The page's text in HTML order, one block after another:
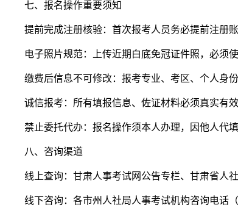
七、报名操作重要须知
提前完成注册核验：首次报考人员务必提前注册
电子照片规范：上传近期白底免冠证件照，必须
缴费后信息不可修改：报考专业、考区、个人身
诚信报考：所有填报信息、佐证材料必须真实有
禁止委托代办：报名操作须本人办理，因他人代
八、咨询渠道
线上查询：甘肃人事考试网公告专栏、甘肃省人社
线下咨询：各市州人社局人事考试机构咨询电话